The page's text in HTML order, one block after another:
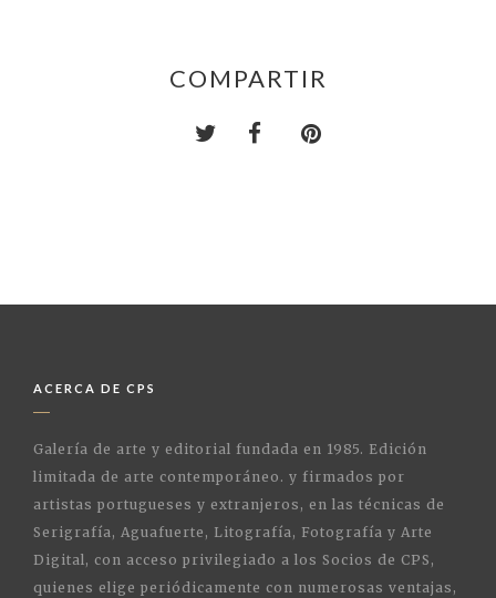
COMPARTIR
ACERCA DE CPS
Galería de arte y editorial fundada en 1985. Edición
limitada de arte contemporáneo. y firmados por
artistas portugueses y extranjeros, en las técnicas de
Serigrafía, Aguafuerte, Litografía, Fotografía y Arte
Digital, con acceso privilegiado a los Socios de CPS,
quienes elige periódicamente con numerosas ventajas,